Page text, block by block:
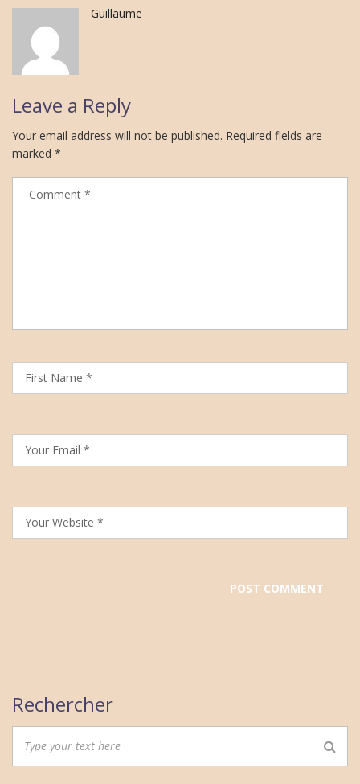
Guillaume
Leave a Reply
Your email address will not be published. Required fields are
marked *
Rechercher